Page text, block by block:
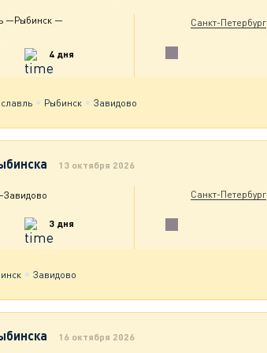
—Рыбинск —
4 дня
Санкт-Петербург
Рыбинск Завидово
13 октября 2026
Завидово
3 дня
Санкт-Петербург
Завидово
16 октября 2026